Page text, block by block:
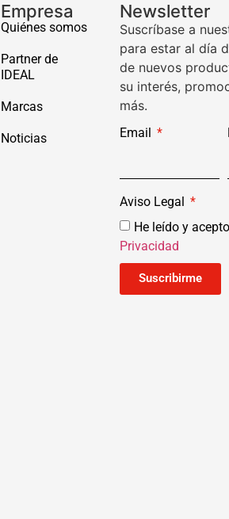
Empresa
Quiénes somos
Partner de
IDEAL
Marcas
Noticias
Newsletter
Suscríbase a
para estar al día
de nuevos
su interés,
más.
Email
Aviso Legal
He leído y
Privacidad
Suscribirme